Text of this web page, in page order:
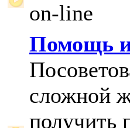
on-line
Помощь
сложной
получить